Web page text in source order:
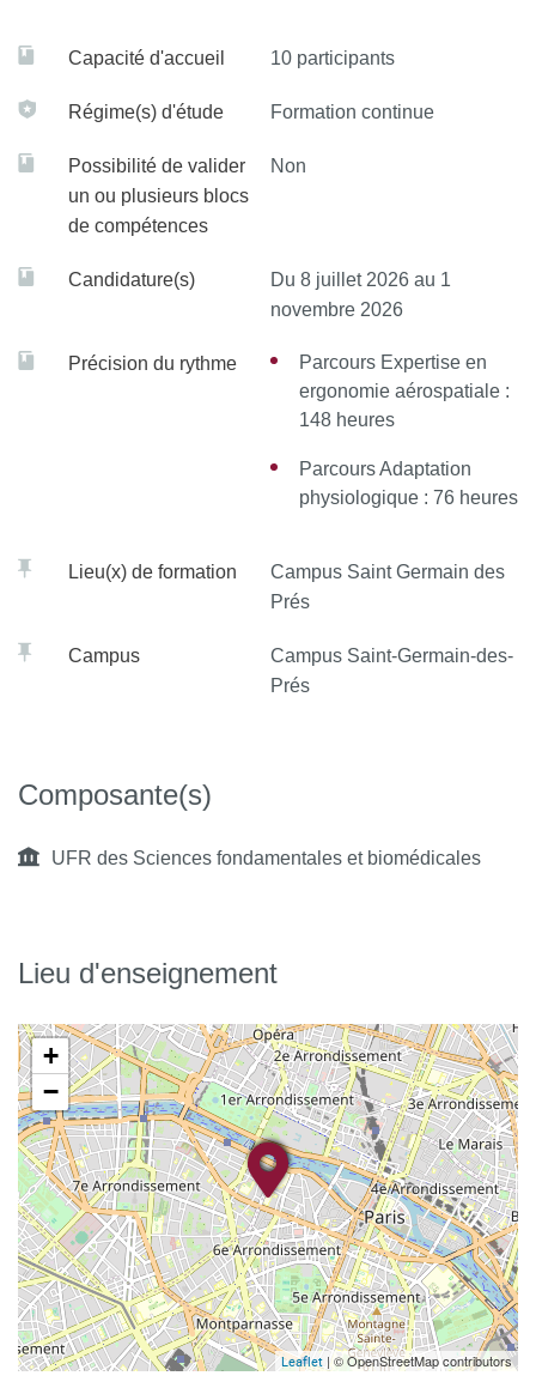
Capacité d'accueil 10 participants
Régime(s) d'étude Formation continue
Possibilité de valider
un ou plusieurs blocs
de compétences
Non
Candidature(s)
Du 8 juillet 2026 au 1
novembre 2026
Précision du rythme
Parcours Expertise en
ergonomie aérospatiale :
148 heures
Parcours Adaptation
physiologique : 76 heures
Lieu(x) de formation
Campus Saint Germain des
Prés
Campus
Campus Saint-Germain-des-
Prés
Composante(s)
UFR des Sciences fondamentales et biomédicales
Lieu d'enseignement
+
−
Leaflet | © OpenStreetMap contributors